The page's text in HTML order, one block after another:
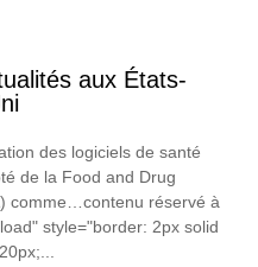
aux États-
des logiciels de santé
de la Food and Drug
comme…contenu réservé à
style="border: 2px solid